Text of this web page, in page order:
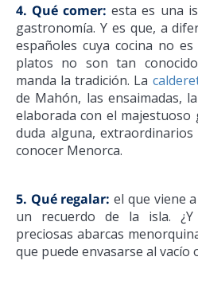
4. Qué comer: esta es una
gastronomía. Y es que, a
españoles cuya cocina no
platos no son tan
manda la tradición. La
de Mahón, las ensaimadas,
elaborada con el
duda alguna,
conocer Menorca.
5. Qué regalar: el que viene
un recuerdo de la isla.
preciosas abarcas
que puede envasarse al vacío